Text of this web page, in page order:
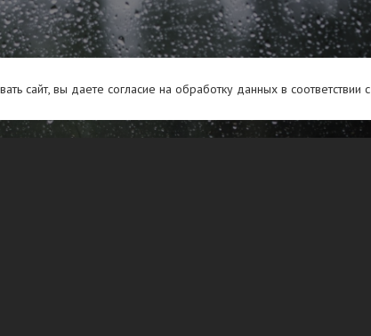
сайт, вы даете согласие на обработку данных в соответствии с